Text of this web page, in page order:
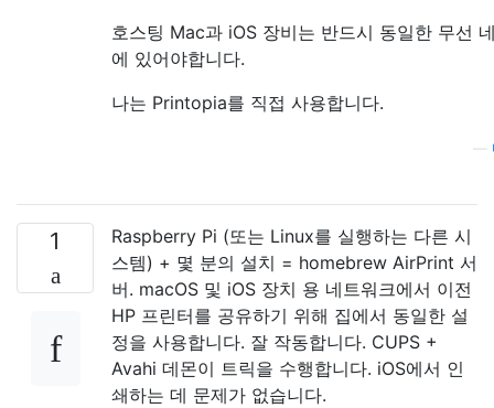
호스팅 Mac과 iOS 장비는 반드시 동일한 무선
에 있어야합니다.
나는 Printopia를 직접 사용합니다.
1
Raspberry Pi (또는 Linux를 실행하는 다른 시
스템) + 몇 분의 설치 = homebrew AirPrint 서
버. macOS 및 iOS 장치 용 네트워크에서 이전
HP 프린터를 공유하기 위해 집에서 동일한 설
정을 사용합니다. 잘 작동합니다. CUPS +
Avahi 데몬이 트릭을 수행합니다. iOS에서 인
쇄하는 데 문제가 없습니다.